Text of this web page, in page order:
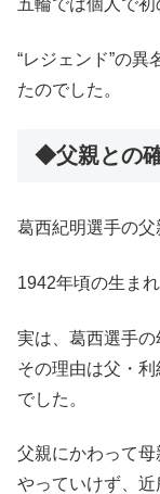
五輪では個人で初
“レジェンド”の
たのでした。
◆父親との
葛西紀明選手の父
1942年頃の生ま
実は、葛西選手の
その理由は父・
でした。
父親にかわって
やっていけず、